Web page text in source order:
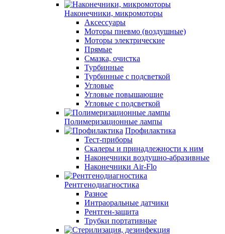
Наконечники, микромоторы
Аксессуары
Моторы пневмо (воздушные)
Моторы электрические
Прямые
Смазка, очистка
Турбинные
Турбинные с подсветкой
Угловые
Угловые повышающие
Угловые с подсветкой
Полимеризационные лампы
Профилактика
Тест-приборы
Скалеры и принадлежности к ним
Наконечники воздушно-абразивные
Наконечники Air-Flo
Рентгенодиагностика
Разное
Интраоральные датчики
Рентген-защита
Трубки портативные